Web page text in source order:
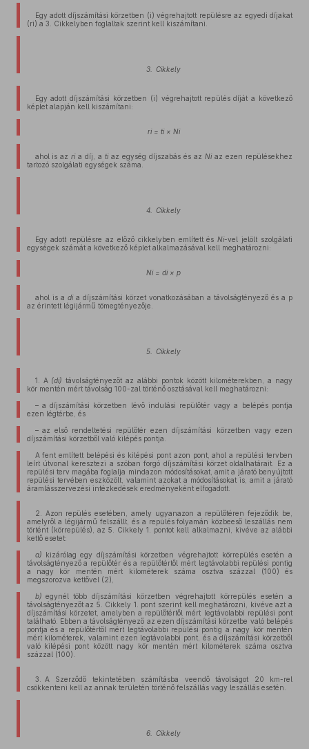
Egy adott díjszámítási körzetben (i) végrehajtott repülésre az egyedi díjakat
(ri) a 3. Cikkelyben foglaltak szerint kell kiszámítani.
3. Cikkely
Egy adott díjszámítási körzetben (i) végrehajtott repülés díját a következő
képlet alapján kell kiszámítani:
ri = ti × Ni
ahol is azria díj, atiaz egység díjszabás és azNiaz ezen repülésekhez
tartozó szolgálati egységek száma.
4. Cikkely
Egy adott repülésre az előző cikkelyben említett ésNi-vel jelölt szolgálati
egységek számát a következő képlet alkalmazásával kell meghatározni:
Ni = di × p
ahol is a dia díjszámítási körzet vonatkozásában a távolságtényező és a p
az érintett légijármű tömegtényezője.
5. Cikkely
1. A (di) távolságtényezőt az alábbi pontok között kilométerekben, a nagy
kör mentén mért távolság 100-zal történő osztásával kell meghatározni:
– a díjszámítási körzetben lévő indulási repülőtér vagy a belépés pontja
ezen légtérbe, és
– az első rendeltetési repülőtér ezen díjszámítási körzetben vagy ezen
díjszámítási körzetből való kilépés pontja.
A fent említett belépési és kilépési pont azon pont, ahol a repülési tervben
leírt útvonal keresztezi a szóban forgó díjszámítási körzet oldalhatárait. Ez a
repülési terv magába foglalja mindazon módosításokat, amit a járató benyújtott
repülési tervében eszközölt, valamint azokat a módosításokat is, amit a járató
áramlásszervezési intézkedések eredményeként elfogadott.
2. Azon repülés esetében, amely ugyanazon a repülőtéren fejeződik be,
amelyről a légijármű felszállt, és a repülés folyamán közbeeső leszállás nem
történt (körrepülés), az 5. Cikkely 1. pontot kell alkalmazni, kivéve az alábbi
kettő esetet:
a) kizárólag egy díjszámítási körzetben végrehajtott körrepülés esetén a
távolságtényező a repülőtér és a repülőtértől mért legtávolabbi repülési pontig
a nagy kör mentén mért kilométerek száma osztva százzal (100) és
megszorozva kettővel (2),
b) egynél több díjszámítási körzetben végrehajtott körrepülés esetén a
távolságtényezőt az 5. Cikkely 1. pont szerint kell meghatározni, kivéve azt a
díjszámítási körzetet, amelyben a repülőtértől mért legtávolabbi repülési pont
található. Ebben a távolságtényező az ezen díjszámítási körzetbe való belépés
pontja és a repülőtértől mért legtávolabbi repülési pontig a nagy kör mentén
mért kilométerek, valamint ezen legtávolabbi pont, és a díjszámítási körzetből
való kilépési pont között nagy kör mentén mért kilométerek száma osztva
százzal (100).
3. A Szerződő tekintetében számításba veendő távolságot 20 km-rel
csökkenteni kell az annak területén történő felszállás vagy leszállás esetén.
6. Cikkely